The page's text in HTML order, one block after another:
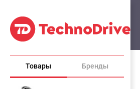
Товары Бренды